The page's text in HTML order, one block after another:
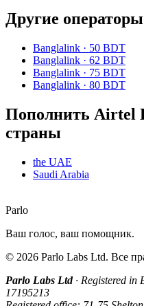
Другие
Banglalink · 50 BDT
Banglalink · 62 BDT
Banglalink · 75 BDT
Banglalink · 80 BDT
Пополнить Airtel
страны
the UAE
Saudi Arabia
Parlo
Ваш голос, ваш помощник.
© 2026 Parlo Labs Ltd. Все
Parlo Labs Ltd· Registered in
17195213